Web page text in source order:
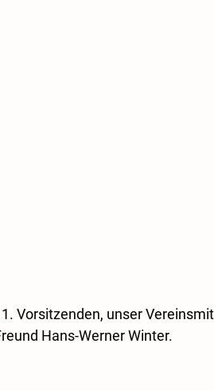
Vorsitzenden, unser
Hans-Werner Winter.